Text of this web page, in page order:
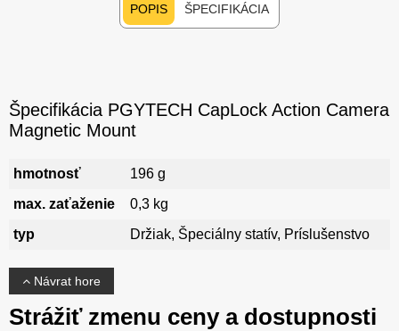
POPIS ŠPECIFIKÁCIA
Špecifikácia PGYTECH CapLock Action Camera
Magnetic Mount
hmotnosť
196 g
max. zaťaženie
0,3 kg
typ
Držiak, Špeciálny statív, Príslušenstvo
Návrat hore
Strážiť zmenu ceny a dostupnosti